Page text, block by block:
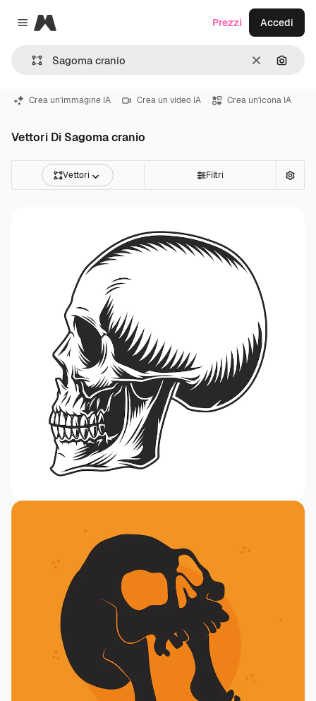
Close menu
Magnific
CancellaCerca
Prezzi Accedi
Crea un'immagine IA Crea un video IA Crea un'icona IA
Vettori Di Sagoma cranio
Vettori Filtri